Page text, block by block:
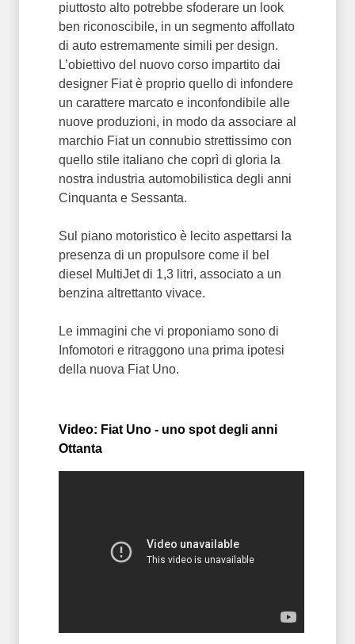
piuttosto alto potrebbe sfoderare un look
ben riconoscibile, in un segmento affollato
di auto estremamente simili per design.
L’obiettivo del nuovo corso impartito dai
designer Fiat è proprio quello di infondere
un carattere marcato e inconfondibile alle
nuove produzioni, in modo da associare al
marchio Fiat un connubio strettissimo con
quello stile italiano che coprì di gloria la
nostra industria automobilistica degli anni
Cinquanta e Sessanta.
Sul piano motoristico è lecito aspettarsi la
presenza di un propulsore come il bel
diesel MultiJet di 1,3 litri, associato a un
benzina altrettanto vivace.
Le immagini che vi proponiamo sono di
Infomotori e ritraggono una prima ipotesi
della nuova Fiat Uno.
Video: Fiat Uno - uno spot degli anni
Ottanta